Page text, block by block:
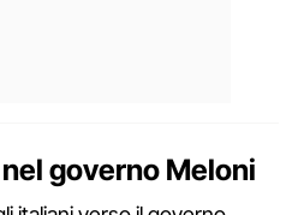
governo Meloni